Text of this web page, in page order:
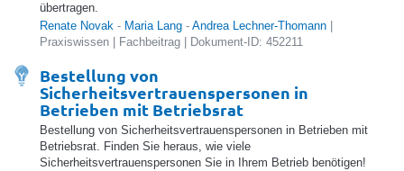
übertragen.
Renate Novak - Maria Lang -Andrea Lechner-Thomann
Praxiswissen | Fachbeitrag | Dokument-ID: 452211
Bestellung von
Sicherheitsvertrauenspersonen in
Betrieben mit Betriebsrat
Bestellung von Sicherheitsvertrauenspersonen in Betrieben mit
Betriebsrat. Finden Sie heraus, wie viele
Sicherheitsvertrauenspersonen Sie in Ihrem Betrieb benötigen!